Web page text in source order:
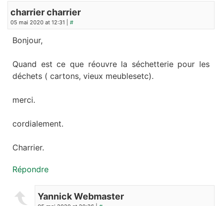
charrier charrier
05 mai 2020 at 12:31 | #
Bonjour,
Quand est ce que réouvre la séchetterie pour les
déchets ( cartons, vieux meublesetc).
merci.
cordialement.
Charrier.
Répondre
Yannick Webmaster